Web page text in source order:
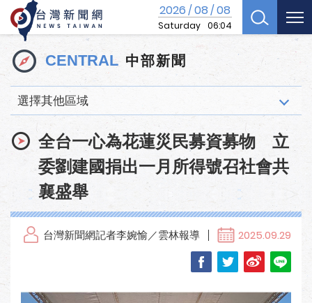
2026/08/08
Saturday 06:04
CENTRAL 中部新聞
選擇其他區域
全台一心為花蓮災民募資募物 立
委劉建國捐出一月所得號召社會共
襄盛舉
台灣新聞網記者李婉愉／雲林報導 2025.09.29